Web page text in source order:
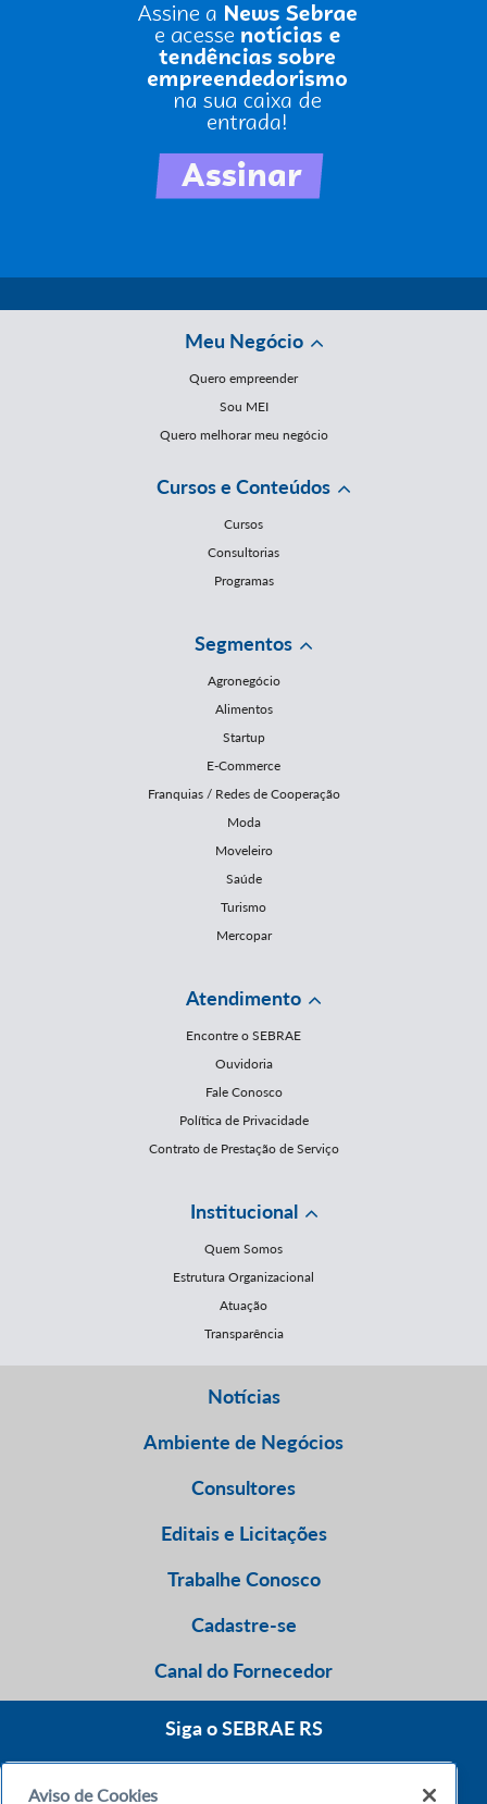
Meu Negócio
Quero empreender
Sou MEI
Quero melhorar meu negócio
Cursos e Conteúdos
Cursos
Consultorias
Programas
Segmentos
Agronegócio
Alimentos
Startup
E-Commerce
Franquias / Redes de Cooperação
Moda
Moveleiro
Saúde
Turismo
Mercopar
Atendimento
Encontre o SEBRAE
Ouvidoria
Fale Conosco
Política de Privacidade
Contrato de Prestação de Serviço
Institucional
Quem Somos
Estrutura Organizacional
Atuação
Transparência
Notícias
Ambiente de Negócios
Consultores
Editais e Licitações
Trabalhe Conosco
Cadastre-se
Canal do Fornecedor
Siga o SEBRAE RS
Aviso de Cookies